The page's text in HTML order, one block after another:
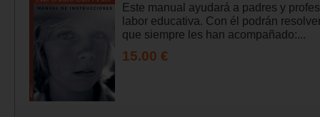
Este manual ayudará a padres y
labor educativa. Con él podrán
que siempre les han acompañado:...
15.00 €